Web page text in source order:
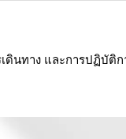
นทาง และการปฏิบัติ